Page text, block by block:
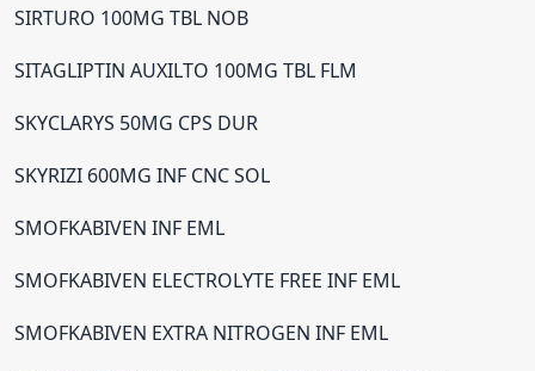
SIRTURO 100MG TBL NOB
SITAGLIPTIN AUXILTO 100MG TBL FLM
SKYCLARYS 50MG CPS DUR
SKYRIZI 600MG INF CNC SOL
SMOFKABIVEN INF EML
SMOFKABIVEN ELECTROLYTE FREE INF EML
SMOFKABIVEN EXTRA NITROGEN INF EML